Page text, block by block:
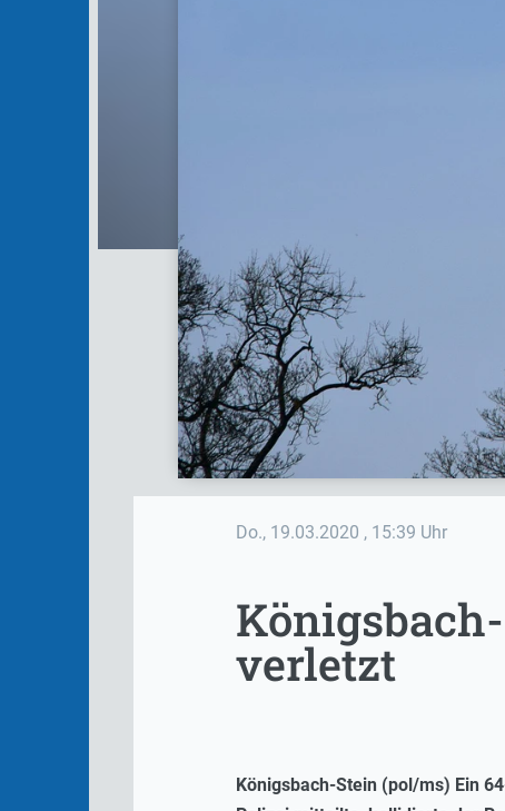
Do., 19.03.2020 , 15:39 Uhr
verletzt
Königsbach-Stein (pol/ms) Ein